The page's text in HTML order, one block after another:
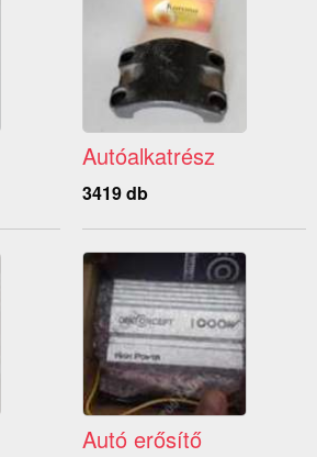
Autóalkatrész
3419 db
Autó erősítő